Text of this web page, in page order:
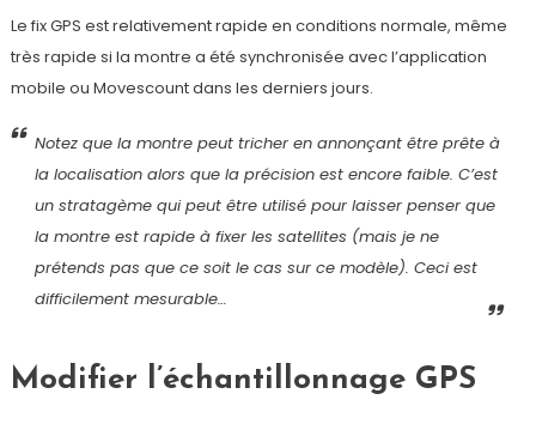
Le fix GPS est relativement rapide en conditions normale, même
très rapide si la montre a été synchronisée avec l’application
mobile ou Movescount dans les derniers jours.
Notez que la montre peut tricher en annonçant être prête à
la localisation alors que la précision est encore faible. C’est
un stratagème qui peut être utilisé pour laisser penser que
la montre est rapide à fixer les satellites (mais je ne
prétends pas que ce soit le cas sur ce modèle). Ceci est
difficilement mesurable…
Modifier l’échantillonnage GPS